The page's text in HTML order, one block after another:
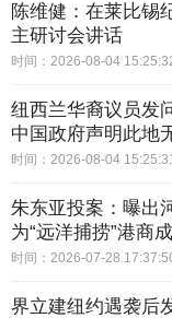
陈维健：在莱比锡
主研讨会讲话
时间：2026-08-04
纽西兰华裔议员发
中国政府声明此地
时间：2026-08-04
朱东亚投案：曝出
为“远洋捕捞”港商
时间：2026-07-28
界立建纽约遇袭后